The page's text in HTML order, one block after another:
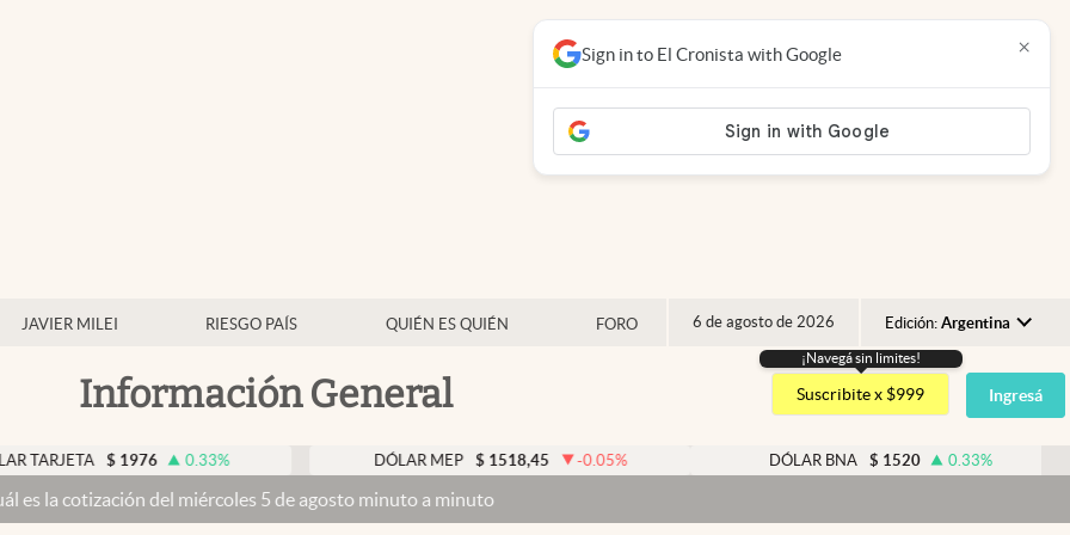
JAVIER MILEI RIESGO PAÍS QUIÉN ES QUIÉN FORO 6 de agosto de 2026 Edición: Argentina
Argentina
España
USA
Información General
¡Navegá sin limites!
Suscribite x $999 Ingresá
$ 1976 0.33% DÓLAR MEP $ 1518,45 -0.05% DÓLAR BNA $ 1520 0.33%
del miércoles 5 de agosto minuto a minuto
Sign in to El Cronista with Google ×